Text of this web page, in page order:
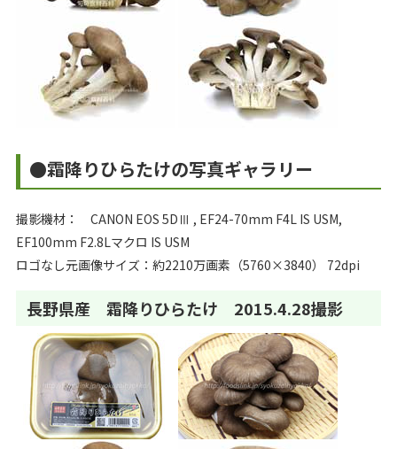
●霜降りひらたけの写真ギャラリー
撮影機材： CANON EOS 5DⅢ , EF24-70mm F4L IS USM,
EF100mm F2.8Lマクロ IS USM
ロゴなし元画像サイズ：約2210万画素（5760×3840） 72dpi
長野県産 霜降りひらたけ 2015.4.28撮影